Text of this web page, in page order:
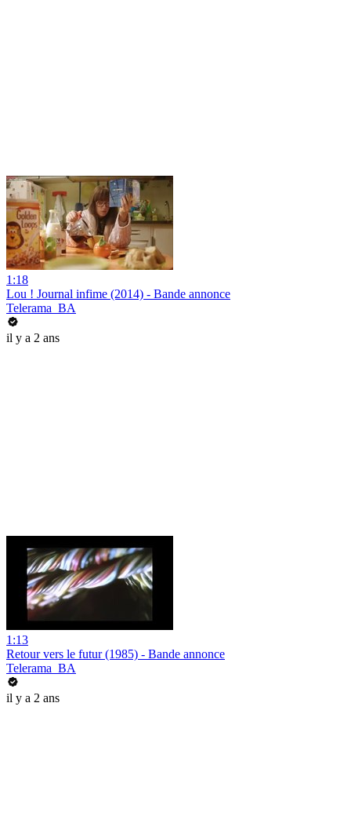
1:18
Lou ! Journal infime (2014) - Bande annonce
Telerama_BA
il y a 2 ans
1:13
Retour vers le futur (1985) - Bande annonce
Telerama_BA
il y a 2 ans